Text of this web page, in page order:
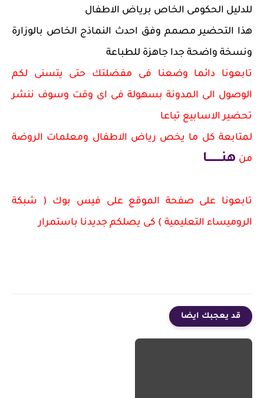
للدليل الحكومى الخاص برياض الاطفال
هذا التحضير مصمم وفق احدث النماذج الخاص بالوزارة
ونسخة واضحة جدا جاهزة للطباعة
تابعونا دائما وضعنا فى مفضلتك حتى يتسنى لكم
الوصول الى المدونة بسهولة فى اى وقت وسوف ننشر
تحضير الاسابيع تباعا
لمتابعة كل ما يخص رياض الاطفال ومعلمات الروضة
من هنــــــــا
تابعونا على صفحة الموقع على فيس بوك ( شبكة
الروميساء التعليمية ) كى يصلكم جديدنا باستمرار
قد يعجبك ايضا